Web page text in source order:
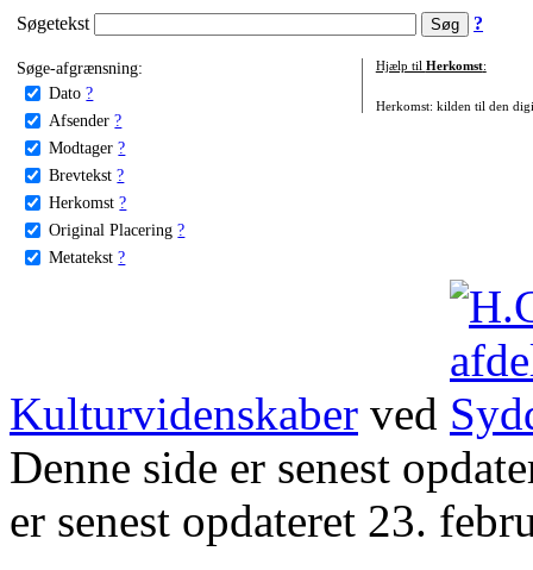
Søgetekst ?
Søge-afgrænsning:
Dato ?
Afsender ?
Modtager ?
Brevtekst ?
Herkomst ?
Original Placering ?
Metatekst ?
Hjælp til Herkomst:
Herkomst: kilden til den
Kulturvidenskaber ved
Denne side er senest
er senest opdateret 23.